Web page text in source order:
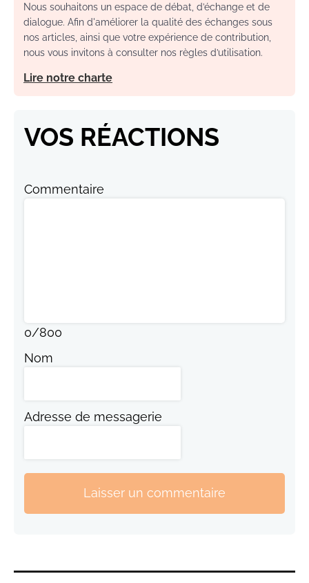
Nous souhaitons un espace de débat, d’échange et de
dialogue. Afin d'améliorer la qualité des échanges sous
nos articles, ainsi que votre expérience de contribution,
nous vous invitons à consulter nos règles d’utilisation.
Lire notre charte
VOS RÉACTIONS
Commentaire
0/800
Nom
Adresse de messagerie
Laisser un commentaire